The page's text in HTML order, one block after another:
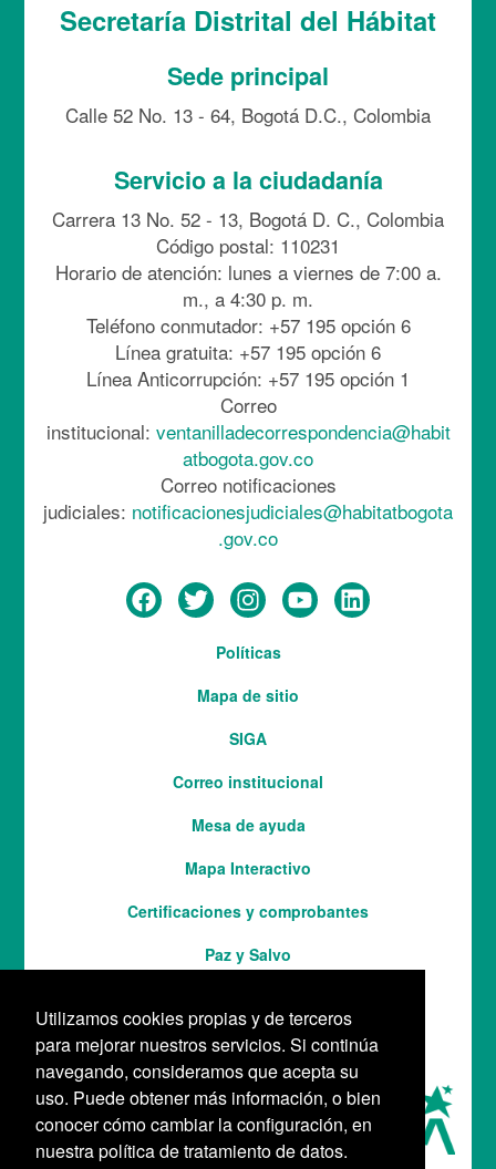
Utilizamos cookies propias y de terceros
para mejorar nuestros servicios. Si continúa
navegando, consideramos que acepta su
uso. Puede obtener más información, o bien
conocer cómo cambiar la configuración, en
nuestra política de tratamiento de datos.
Secretaría Distrital del Hábitat
Sede principal
Calle 52 No. 13 - 64, Bogotá D.C., Colombia
Servicio a la ciudadanía
Carrera 13 No. 52 - 13, Bogotá D. C., Colombia
Código postal: 110231
Horario de atención: lunes a viernes de 7:00 a.
m., a 4:30 p. m.
Teléfono conmutador: +57 195 opción 6
Línea gratuita: +57 195 opción 6
Línea Anticorrupción: +57 195 opción 1
Correo
institucional: ventanilladecorrespondencia@habit
atbogota.gov.co
Correo notificaciones
judiciales: notificacionesjudiciales@habitatbogota
.gov.co
Políticas
Mapa de sitio
SIGA
Correo institucional
Mesa de ayuda
Mapa Interactivo
ServicesCertificaciones y comprobantes
Paz y Salvo